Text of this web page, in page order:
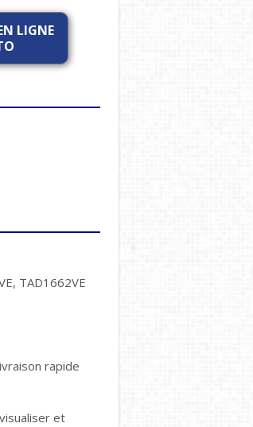
LIGNE
TAD1662VE
rapide
et